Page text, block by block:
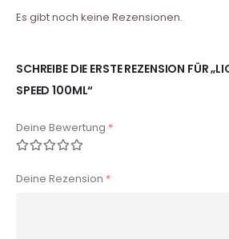
Es gibt noch keine Rezensionen.
SCHREIBE DIE ERSTE REZENSION FÜR
SPEED 100ML“
Deine Bewertung *
Deine Rezension *